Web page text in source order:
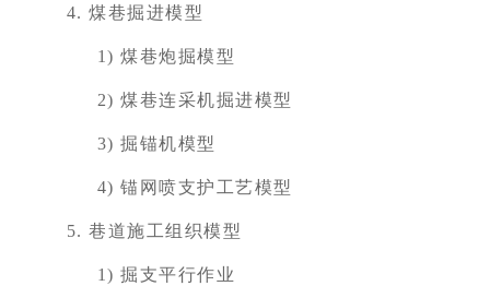
4.煤巷掘进模型
1)煤巷炮掘模型
2)煤巷连采机掘进模型
3)掘锚机模型
4)锚网喷支护工艺模型
5.巷道施工组织模型
1)掘支平行作业